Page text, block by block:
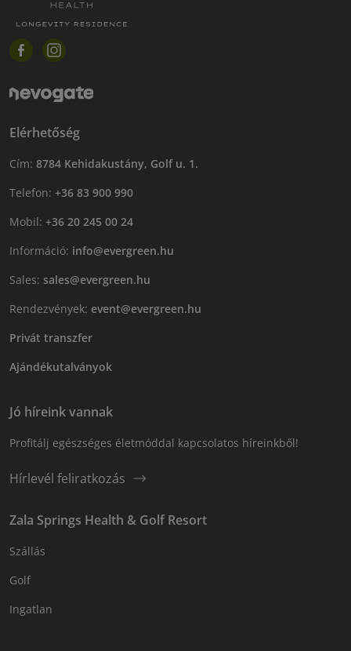
Elérhetőség
Cím: 8784 Kehidakustány, Golf u. 1.
Telefon: +36 83 900 990
Mobil: +36 20 245 00 24
Információ: info@evergreen.hu
Sales: sales@evergreen.hu
Rendezvények: event@evergreen.hu
Privát transzfer
Ajándékutalványok
Jó híreink vannak
Profitálj egészséges életmóddal kapcsolatos híreinkből!
Hírlevél feliratkozás
Zala Springs Health & Golf Resort
Szállás
Golf
Ingatlan